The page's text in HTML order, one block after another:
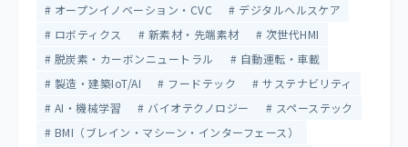
オープンイノベーション・CVC
デジタルヘルスケア
ロボティクス
新素材・先端素材
次世代HMI
脱炭素・カーボンニュートラル
自動運転・車載
製造・建築IoT/AI
フードテック
サステナビリティ
AI・機械学習
バイオテクノロジー
スペーステック
BMI（ブレイン・マシーン・インターフェース）